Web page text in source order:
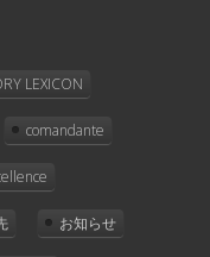
LEXICON
comandante
お知らせ